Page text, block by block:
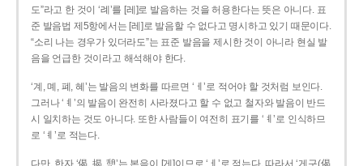
도”라고 한 것이 ‘례’를 [레]로 발음하는 것을 허용한다는 뜻은 아니다. 표
준 발음법 제5항에서는 [레]로 발음할 수 없다고 명시하고 있기 때문이다.
“소리 나는 경우가 있더라도”는 표준 발음을 제시한 것이 아니라 현실 발
음을 언급한 것이라고 해석해야 한다.
‘계, 몌, 폐, 혜’는 발음의 변화를 따르면 ‘ㅔ’로 적어야 할 것처럼 보인다.
그러나 ‘ㅖ’의 발음이 완전히 사라졌다고 할 수 없고 철자와 발음이 반드
시 일치하는 것도 아니다. 또한 사람들이 여전히 표기를 ‘ㅖ’로 인식하므
로 ‘ㅖ’로 적는다.
다만, 한자 ‘偈, 揭, 憩’는 본음이 [게]이므로 ‘ㅔ’로 적는다. 따라서 ‘게구(偈